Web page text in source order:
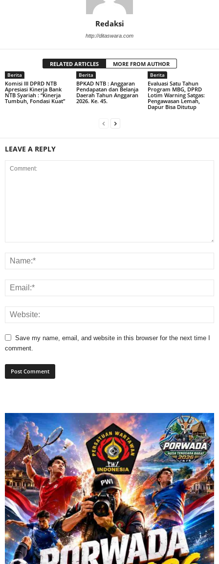
Redaksi
http://ditaswara.com
RELATED ARTICLES MORE FROM AUTHOR
Berita
Komisi III DPRD NTB
Apresiasi Kinerja Bank
NTB Syariah : “Kinerja
Tumbuh, Fondasi Kuat”
Berita
BPKAD NTB : Anggaran
Pendapatan dan Belanja
Daerah Tahun Anggaran
2026. Ke. 45.
Berita
Evaluasi Satu Tahun
Program MBG, DPRD
Lotim Warning Satgas:
Pengawasan Lemah,
Dapur Bisa Ditutup
LEAVE A REPLY
Save my name, email, and website in this browser for the next time I
comment.